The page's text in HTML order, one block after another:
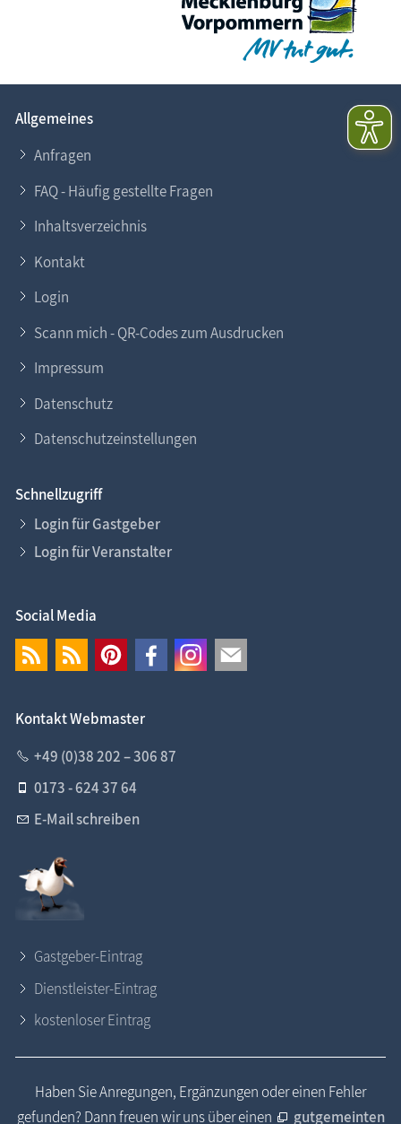
Allgemeines
Anfragen
FAQ - Häufig gestellte Fragen
Inhaltsverzeichnis
Kontakt
Login
Scann mich - QR-Codes zum Ausdrucken
Impressum
Datenschutz
Datenschutzeinstellungen
Schnellzugriff
Login für Gastgeber
Login für Veranstalter
Social Media
Kontakt Webmaster
+49 (0)38 202 – 306 87
0173 - 624 37 64
E-Mail schreiben
Gastgeber-Eintrag
Dienstleister-Eintrag
kostenloser Eintrag
Haben Sie Anregungen, Ergänzungen oder einen Fehler
gefunden? Dann freuen wir uns über einen
gutgemeinten